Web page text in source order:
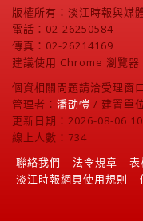
版權所有：淡江時報與媒
電話：02-26250584
傳真：02-26214169
建議使用 Chrome 瀏覽器
個資相關問題請洽受理窗
管理者： 潘劭愷 / 建置單
更新日期：2026-08-06
線上人數：734
聯絡我們
法令規章 表
淡江時報網頁使用規則